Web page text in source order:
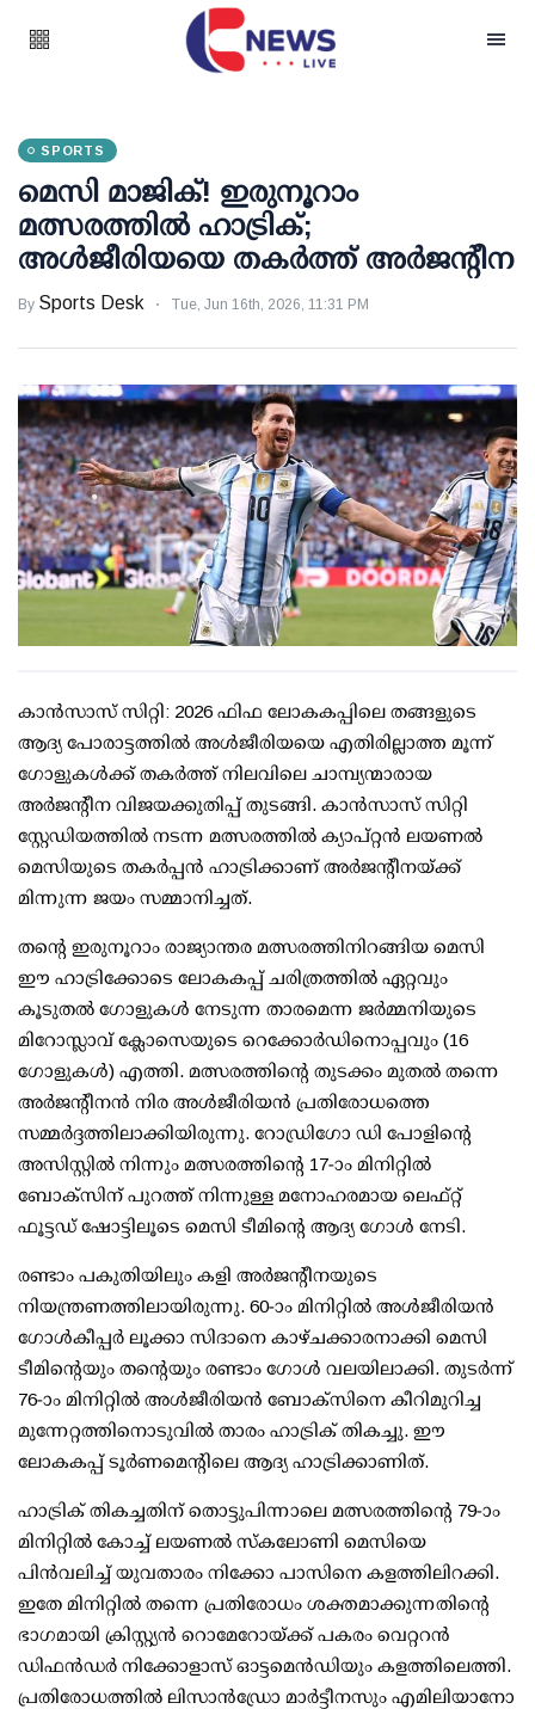
SPORTS
മെസി മാജിക്! ഇരുനൂറാം
മത്സരത്തില്‍ ഹാട്രിക്;
അള്‍ജീരിയയെ തകര്‍ത്ത് അര്‍ജന്റീന
By Sports Desk Tue, Jun 16th, 2026, 11:31 PM
കാന്‍സാസ് സിറ്റി: 2026 ഫിഫ ലോകകപ്പിലെ തങ്ങളുടെ
ആദ്യ പോരാട്ടത്തില്‍ അള്‍ജീരിയയെ എതിരില്ലാത്ത മൂന്ന്
ഗോളുകള്‍ക്ക് തകര്‍ത്ത് നിലവിലെ ചാമ്പ്യന്മാരായ
അര്‍ജന്റീന വിജയക്കുതിപ്പ് തുടങ്ങി. കാന്‍സാസ് സിറ്റി
സ്റ്റേഡിയത്തില്‍ നടന്ന മത്സരത്തില്‍ ക്യാപ്റ്റന്‍ ലയണല്‍
മെസിയുടെ തകര്‍പ്പന്‍ ഹാട്രിക്കാണ് അര്‍ജന്റീനയ്ക്ക്
മിന്നുന്ന ജയം സമ്മാനിച്ചത്.
തന്റെ ഇരുനൂറാം രാജ്യാന്തര മത്സരത്തിനിറങ്ങിയ മെസി
ഈ ഹാട്രിക്കോടെ ലോകകപ്പ് ചരിത്രത്തില്‍ ഏറ്റവും
കൂടുതല്‍ ഗോളുകള്‍ നേടുന്ന താരമെന്ന ജര്‍മ്മനിയുടെ
മിറോസ്ലാവ് ക്ലോസെയുടെ റെക്കോര്‍ഡിനൊപ്പവും (16
ഗോളുകള്‍) എത്തി. മത്സരത്തിന്റെ തുടക്കം മുതല്‍ തന്നെ
അര്‍ജന്റീനന്‍ നിര അള്‍ജീരിയന്‍ പ്രതിരോധത്തെ
സമ്മര്‍ദ്ദത്തിലാക്കിയിരുന്നു. റോഡ്രിഗോ ഡി പോളിന്റെ
അസിസ്റ്റില്‍ നിന്നും മത്സരത്തിന്റെ 17-ാം മിനിറ്റില്‍
ബോക്‌സിന് പുറത്ത് നിന്നുള്ള മനോഹരമായ ലെഫ്റ്റ്
ഫൂട്ടഡ് ഷോട്ടിലൂടെ മെസി ടീമിന്റെ ആദ്യ ഗോള്‍ നേടി.
രണ്ടാം പകുതിയിലും കളി അര്‍ജന്റീനയുടെ
നിയന്ത്രണത്തിലായിരുന്നു. 60-ാം മിനിറ്റില്‍ അള്‍ജീരിയന്‍
ഗോള്‍കീപ്പര്‍ ലൂക്കാ സിദാനെ കാഴ്ചക്കാരനാക്കി മെസി
ടീമിന്റെയും തന്റെയും രണ്ടാം ഗോള്‍ വലയിലാക്കി. തുടര്‍ന്ന്
76-ാം മിനിറ്റില്‍ അള്‍ജീരിയന്‍ ബോക്‌സിനെ കീറിമുറിച്ച
മുന്നേറ്റത്തിനൊടുവില്‍ താരം ഹാട്രിക് തികച്ചു. ഈ
ലോകകപ്പ് ടൂര്‍ണമെന്റിലെ ആദ്യ ഹാട്രിക്കാണിത്.
ഹാട്രിക് തികച്ചതിന് തൊട്ടുപിന്നാലെ മത്സരത്തിന്റെ 79-ാം
മിനിറ്റില്‍ കോച്ച് ലയണല്‍ സ്‌കലോണി മെസിയെ
പിന്‍വലിച്ച് യുവതാരം നിക്കോ പാസിനെ കളത്തിലിറക്കി.
ഇതേ മിനിറ്റില്‍ തന്നെ പ്രതിരോധം ശക്തമാക്കുന്നതിന്റെ
ഭാഗമായി ക്രിസ്റ്റ്യന്‍ റൊമേറോയ്ക്ക് പകരം വെറ്ററന്‍
ഡിഫന്‍ഡര്‍ നിക്കോളാസ് ഓട്ടമെന്‍ഡിയും കളത്തിലെത്തി.
പ്രതിരോധത്തില്‍ ലിസാന്‍ഡ്രോ മാര്‍ട്ടീനസും എമിലിയാനോ